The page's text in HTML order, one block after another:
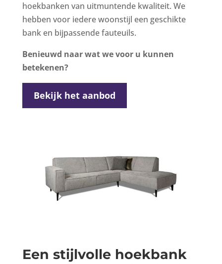
hoekbanken van uitmuntende kwaliteit. We
hebben voor iedere woonstijl een geschikte
bank en bijpassende fauteuils.
Benieuwd naar wat we voor u kunnen
betekenen?
Bekijk het aanbod
Een stijlvolle hoekbank